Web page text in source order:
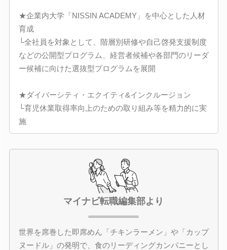
★企業内大学「NISSIN ACADEMY」を中心とした人材
育成
└全社員を対象として、階層別研修や自己啓発支援制度
などの公開型プログラム、経営者候補や各部門のリーダ
ー候補に向けた選抜型プログラムを展開
★ダイバーシティ・エクイティ&インクルージョン
└育児休業取得率向上のための取り組み等を精力的に実
施
マイナビ転職編集部より
世界を席巻した即席めん「チキンラーメン」や「カップ
ヌードル」の発明で、食のリーディングカンパニーとし